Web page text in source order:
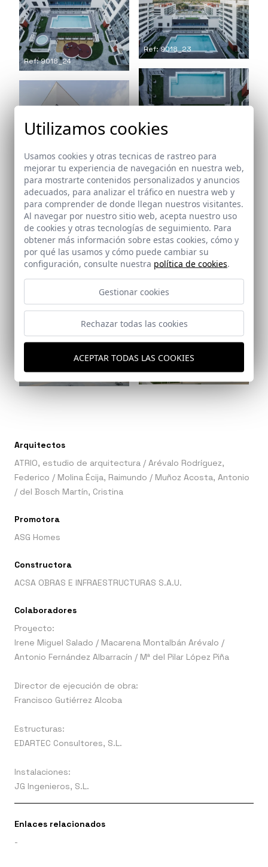
Ref: 9018_23
Ref: 9018_24
Ref: 9018_25
Ref: 9018_26
Ref: 9018_29
Arquitectos
ATRIO, estudio de arquitectura / Arévalo Rodríguez,
Federico / Molina Écija, Raimundo / Muñoz Acosta, Antonio
/ del Bosch Martín, Cristina
Promotora
ASG Homes
Constructora
ACSA OBRAS E INFRAESTRUCTURAS S.A.U.
Colaboradores
Proyecto:
Irene Miguel Salado / Macarena Montalbán Arévalo /
Antonio Fernández Albarracín / Mª del Pilar López Piña
Director de ejecución de obra:
Francisco Gutiérrez Alcoba
Estructuras:
EDARTEC Consultores, S.L.
Instalaciones:
JG Ingenieros, S.L.
Enlaces relacionados
-
Utilizamos cookies
Usamos cookies y otras tecnicas de rastreo para
mejorar tu experiencia de navegación en nuestra web,
para mostrarte contenidos personalizados y anuncios
adecuados, para analizar el tráfico en nuestra web y
para comprender de donde llegan nuestros visitantes.
Al navegar por nuestro sitio web, acepta nuestro uso
de cookies y otras tecnologías de seguimiento. Para
obtener más información sobre estas cookies, cómo y
por qué las usamos y cómo puede cambiar su
configuración, consulte nuestra política de cookies.
Gestionar cookies
Rechazar todas las cookies
ACEPTAR TODAS LAS COOKIES